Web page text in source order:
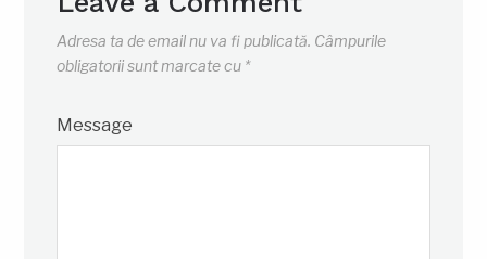
Adresa ta de email nu va fi publicată. Câmpurile
obligatorii sunt marcate cu *
Message